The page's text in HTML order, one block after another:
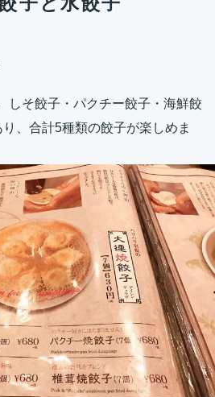
しそ餃子・パクチー餃子・海鮮餃
、合計5種類の餃子が楽しめま